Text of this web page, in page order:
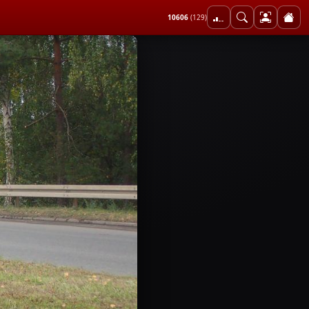
10606 (129)